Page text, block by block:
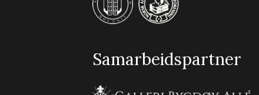
Samarbeidspartner